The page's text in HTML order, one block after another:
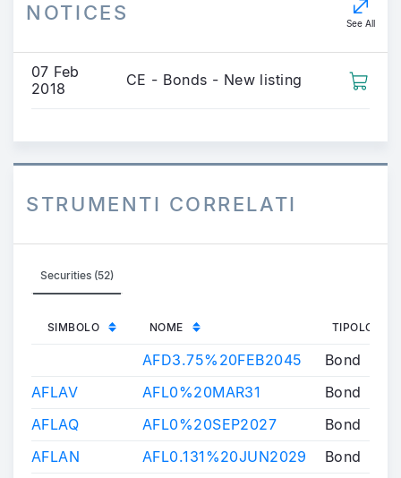
NOTICES See All
07 Feb
2018
CE - Bonds - New listing
STRUMENTI CORRELATI
Securities (52)
SIMBOLO NOME TIPOLOGIA
AFD3.75%20FEB2045
Bond
AFLAV
AFL0%20MAR31
Bond
AFLAQ
AFL0%20SEP2027
Bond
AFLAN
AFL0.131%20JUN2029
Bond